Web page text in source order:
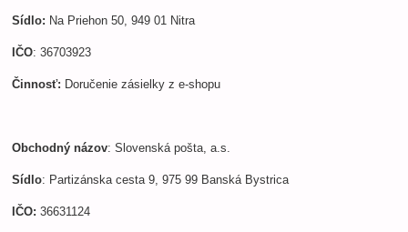
Sídlo: Na Priehon 50, 949 01 Nitra
IČO: 36703923
Činnosť: Doručenie zásielky z e-shopu
Obchodný názov: Slovenská pošta, a.s.
Sídlo: Partizánska cesta 9, 975 99 Banská Bystrica
IČO: 36631124